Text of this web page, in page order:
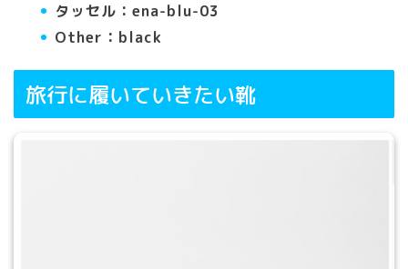
タッセル：ena-blu-03
Other：black
旅行に履いていきたい靴